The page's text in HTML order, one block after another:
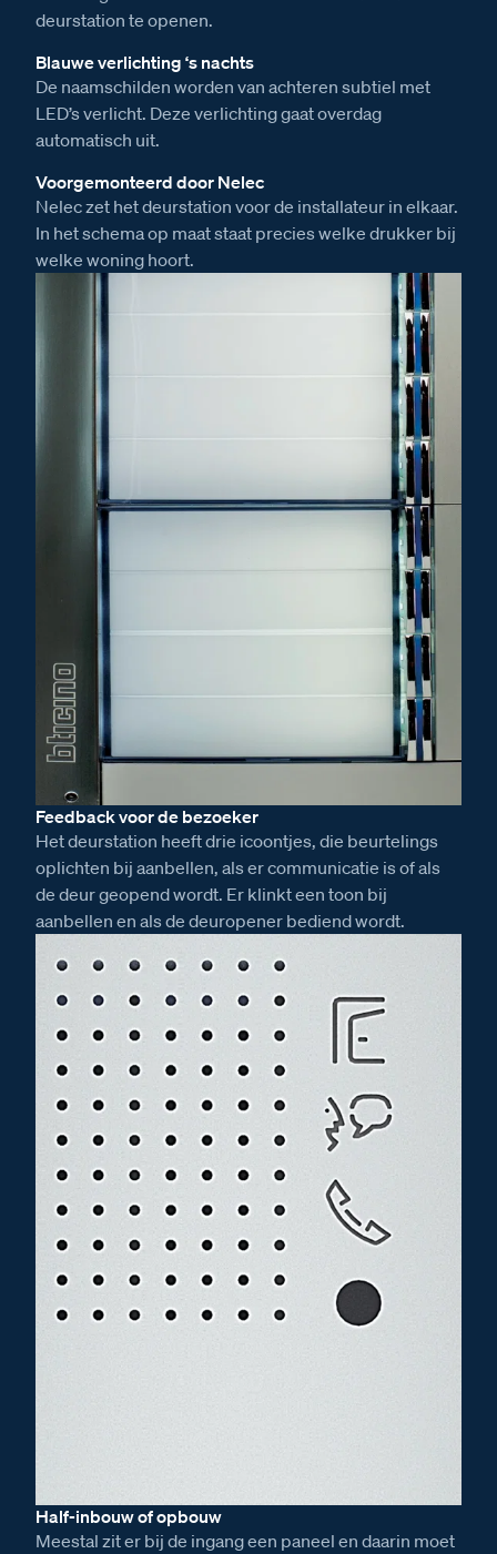
deurstation te openen.
Blauwe verlichting ‘s nachts
De naamschilden worden van achteren subtiel met
LED’s verlicht. Deze verlichting gaat overdag
automatisch uit.
Voorgemonteerd door Nelec
Nelec zet het deurstation voor de installateur in elkaar.
In het schema op maat staat precies welke drukker bij
welke woning hoort.
Feedback voor de bezoeker
Het deurstation heeft drie icoontjes, die beurtelings
oplichten bij aanbellen, als er communicatie is of als
de deur geopend wordt. Er klinkt een toon bij
aanbellen en als de deuropener bediend wordt.
Half-inbouw of opbouw
Meestal zit er bij de ingang een paneel en daarin moet